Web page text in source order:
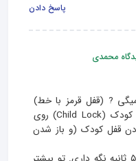
پاسخ دادن
محمدی
? (قفل قرمز با خط)
معمولا نشون‌ دهنده فعال بودن قفل کودک (Child Lock) روی
قفل کودک (و باز شدن